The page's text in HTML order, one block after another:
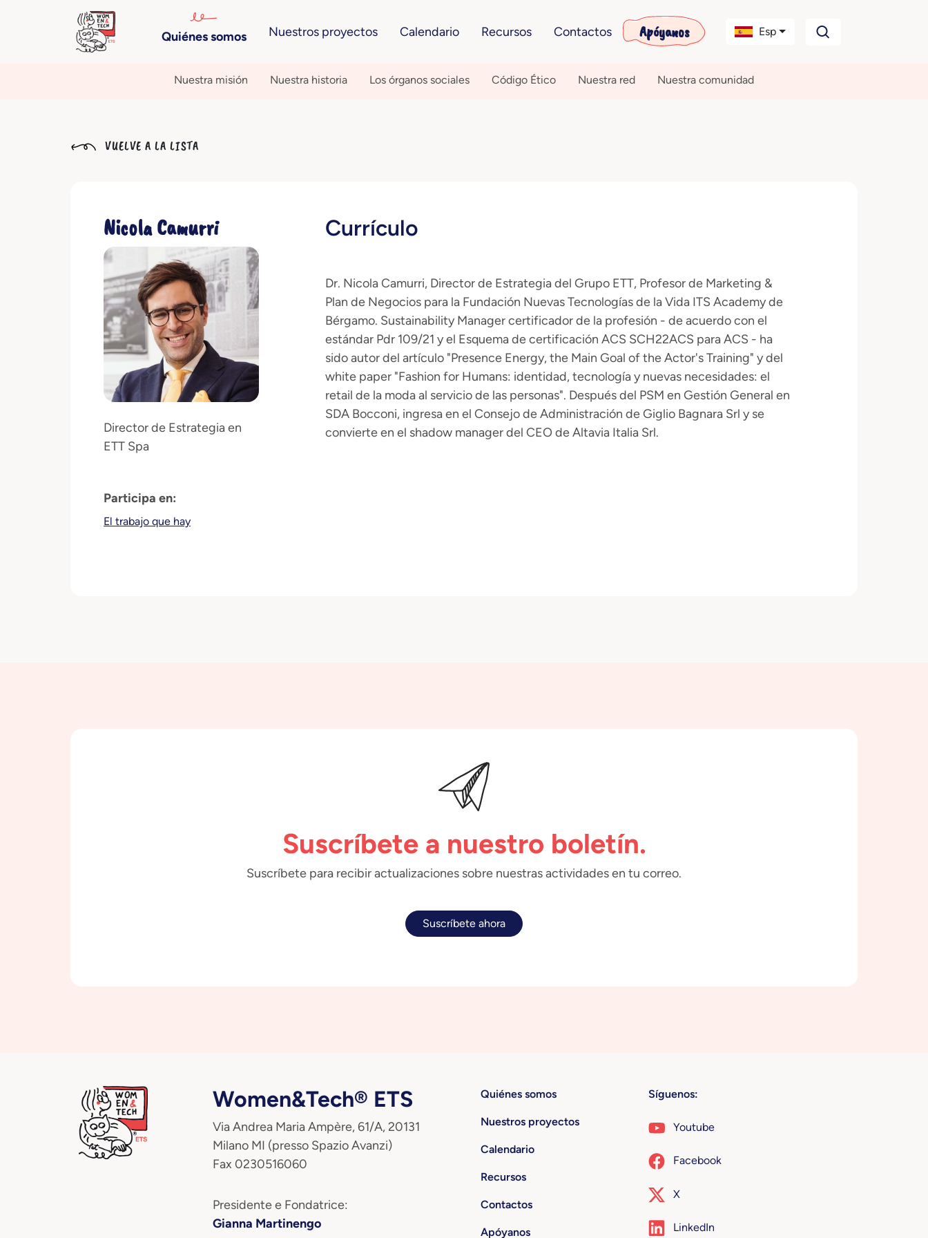
Quiénes somos Nuestros proyectos Calendario Recursos Contactos Apóyanos Esp
Nuestra misión Nuestra historia Los órganos sociales Código Ético Nuestra red Nuestra comunidad
VUELVE A LA LISTA
Nicola Camurri
Director de Estrategia en
ETT Spa
Participa en:
El trabajo que hay
Currículo
Dr. Nicola Camurri, Director de Estrategia del Grupo ETT, Profesor de Marketing &
Plan de Negocios para la Fundación Nuevas Tecnologías de la Vida ITS Academy de
Bérgamo. Sustainability Manager certificador de la profesión - de acuerdo con el
estándar Pdr 109/21 y el Esquema de certificación ACS SCH22ACS para ACS - ha
sido autor del artículo "Presence Energy, the Main Goal of the Actor's Training" y del
white paper "Fashion for Humans: identidad, tecnología y nuevas necesidades: el
retail de la moda al servicio de las personas". Después del PSM en Gestión General en
SDA Bocconi, ingresa en el Consejo de Administración de Giglio Bagnara Srl y se
convierte en el shadow manager del CEO de Altavia Italia Srl.
Suscríbete a nuestro boletín.
Suscríbete para recibir actualizaciones sobre nuestras actividades en tu correo.
Suscríbete ahora
Women&Tech® ETS
Via Andrea Maria Ampère, 61/A, 20131
Milano MI (presso Spazio Avanzi)
Fax 0230516060
Presidente e Fondatrice:
Gianna Martinengo
Quiénes somos
Nuestros proyectos
Calendario
Recursos
Contactos
Apóyanos
Síguenos:
Youtube
Facebook
X
LinkedIn